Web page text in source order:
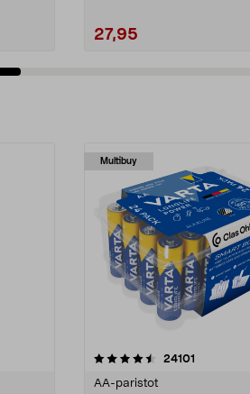
27,95
Multibuy
24101
AA-paristot
4.5viidestä